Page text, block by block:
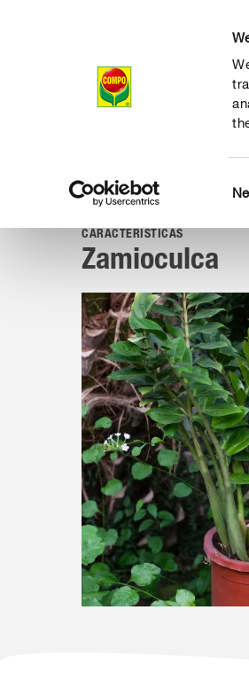
COMPOGuia Plantas de A a Z
CARACTERÍSTICAS
Zamioculca